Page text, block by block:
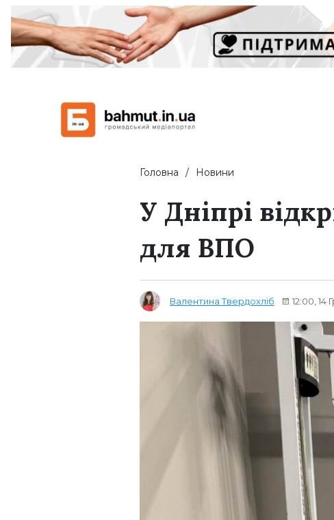
Головна Новини
У Дніпрі
для ВПО
Валентина Твердохліб 12:00, 14